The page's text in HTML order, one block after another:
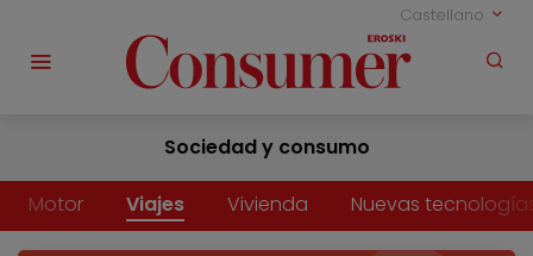
Castellano
Sociedad y consumo
Motor Viajes Vivienda Nuevas